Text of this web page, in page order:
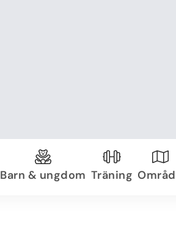
Barn & ungdom Träning